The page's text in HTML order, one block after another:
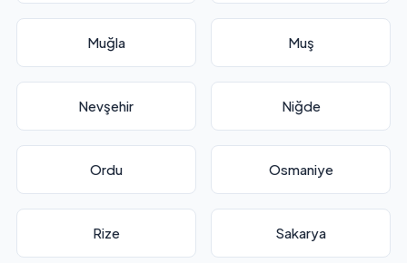
Muğla Muş
Nevşehir Niğde
Ordu Osmaniye
Rize Sakarya